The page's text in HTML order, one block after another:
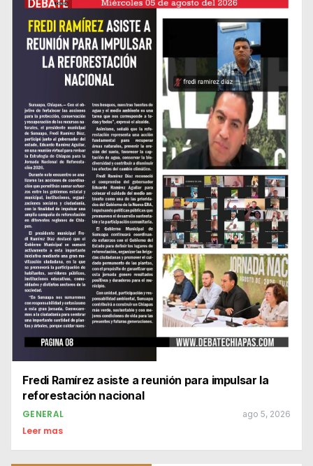
Fredi Ramírez asiste a reunión para impulsar la
reforestación nacional
GENERAL ago 5, 2026
Leer mas